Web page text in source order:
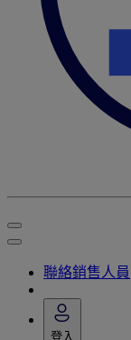
聯絡銷售人員
登入